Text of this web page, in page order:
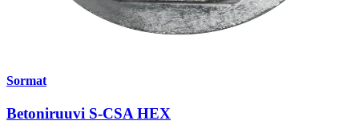
Sormat
Betoniruuvi S-CSA HEX